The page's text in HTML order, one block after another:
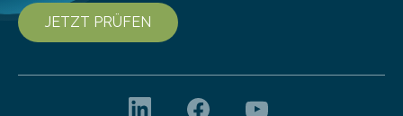
JETZT PRÜFEN